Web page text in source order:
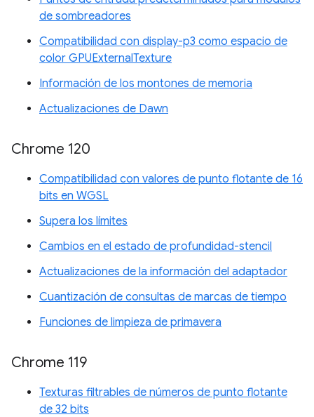
de sombreadores
Compatibilidad con display-p3 como espacio de
color GPUExternalTexture
Información de los montones de memoria
Actualizaciones de Dawn
Chrome 120
Compatibilidad con valores de punto flotante de 16
bits en WGSL
Supera los límites
Cambios en el estado de profundidad-stencil
Actualizaciones de la información del adaptador
Cuantización de consultas de marcas de tiempo
Funciones de limpieza de primavera
Chrome 119
Texturas filtrables de números de punto flotante
de 32 bits